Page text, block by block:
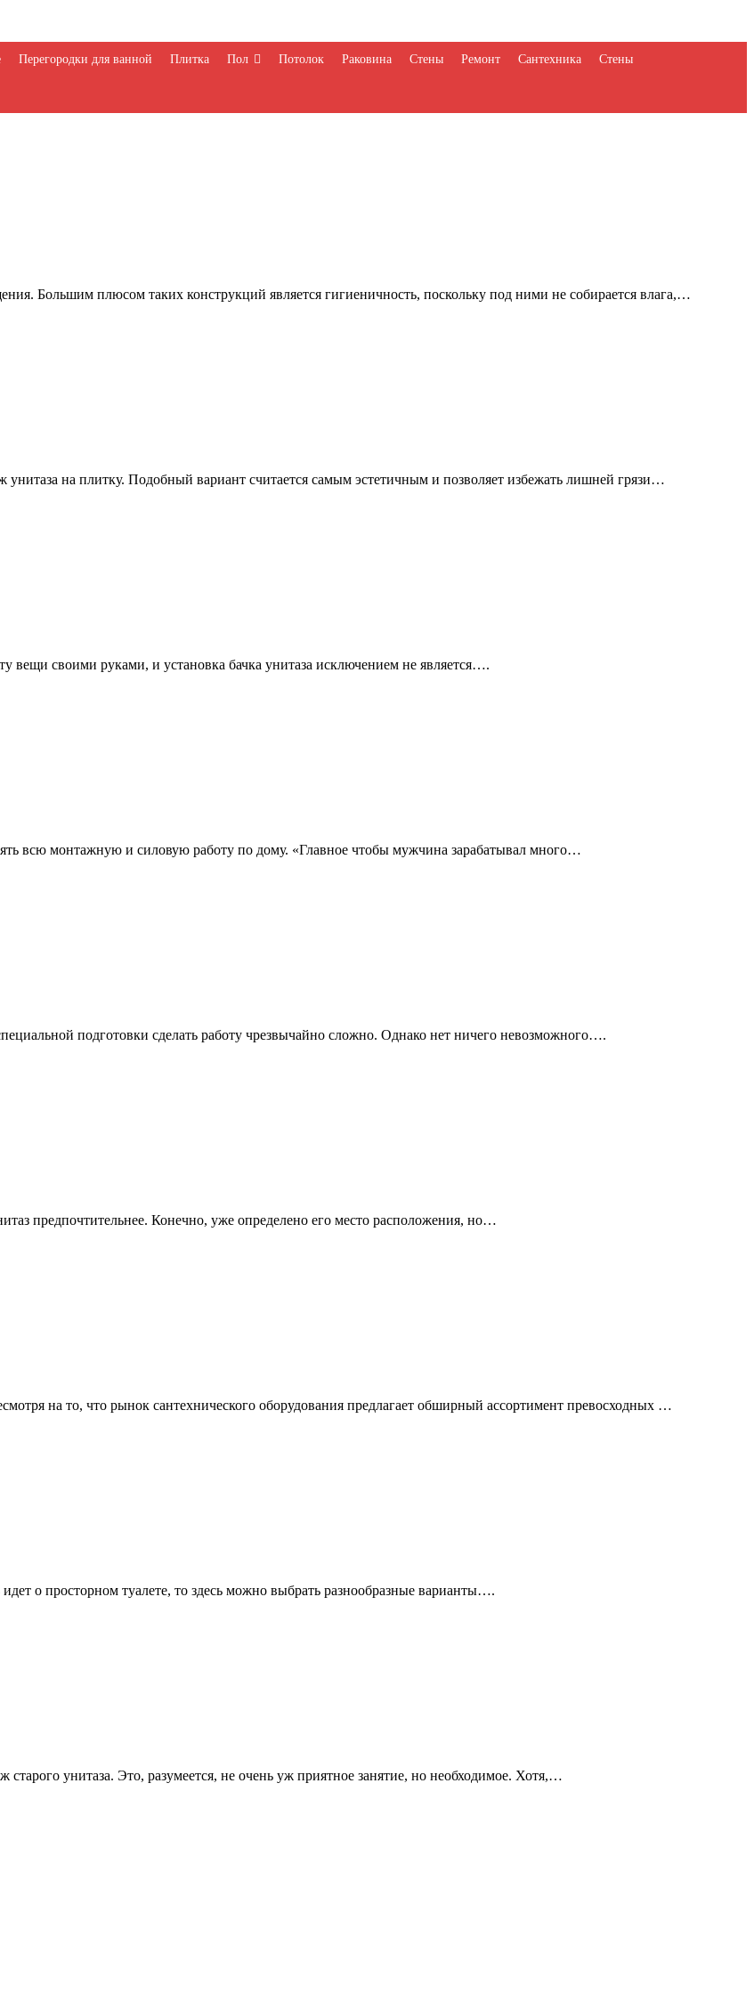
Перегородки для ванной Плитка Пол Потолок Раковина Стены Ремонт Сантехника Стены
Большим плюсом таких конструкций является гигиеничность, поскольку под ними не собирается влага,…
унитаза на плитку. Подобный вариант считается самым эстетичным и позволяет избежать лишней грязи…
вещи своими руками, и установка бачка унитаза исключением не является….
всю монтажную и силовую работу по дому. «Главное чтобы мужчина зарабатывал много…
подготовки сделать работу чрезвычайно сложно. Однако нет ничего невозможного….
предпочтительнее. Конечно, уже определено его место расположения, но…
на то, что рынок сантехнического оборудования предлагает обширный ассортимент превосходных …
о просторном туалете, то здесь можно выбрать разнообразные варианты….
унитаза. Это, разумеется, не очень уж приятное занятие, но необходимое. Хотя,…